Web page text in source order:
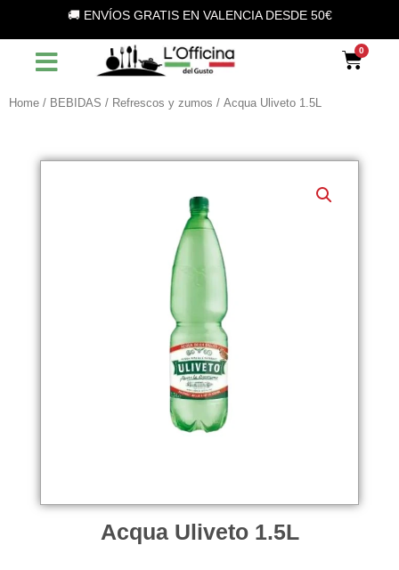
contenuto
🚚 ENVÍOS GRATIS EN VALENCIA DESDE 50€
Home / BEBIDAS / Refrescos y zumos / Acqua Uliveto 1.5L
Acqua Uliveto 1.5L